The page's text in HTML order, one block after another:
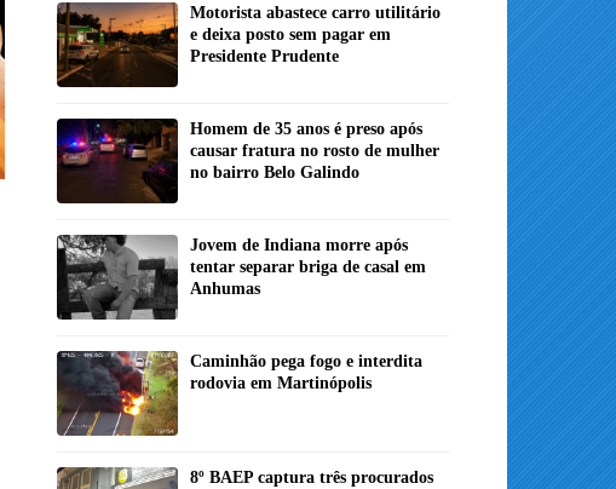
Motorista abastece carro utilitário
e deixa posto sem pagar em
Presidente Prudente
Homem de 35 anos é preso após
causar fratura no rosto de mulher
no bairro Belo Galindo
Jovem de Indiana morre após
tentar separar briga de casal em
Anhumas
Caminhão pega fogo e interdita
rodovia em Martinópolis
8º BAEP captura três procurados